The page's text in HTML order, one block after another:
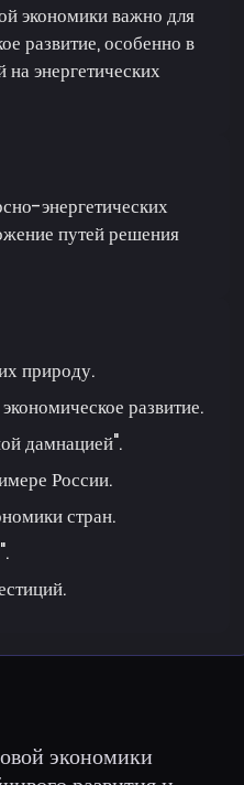
экономики важно для
развитие, особенно в
энергетических
энергетических
путей решения
природу.
развитие.
дамнацией".
России.
стран.
экономики